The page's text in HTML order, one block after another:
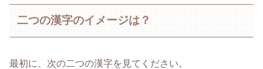
二つの漢字のイメージは？
最初に、次の二つの漢字を見てください。